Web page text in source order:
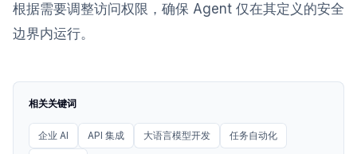
根据需要调整访问权限，确保 Agent 仅在其定义的安全
边界内运行。
相关关键词
企业 AI API 集成 大语言模型开发 任务自动化